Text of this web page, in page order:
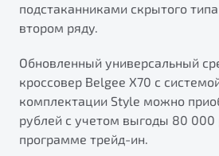
подстаканниками скрытого
втором ряду.
Обновленный универсальный
кроссовер Belgee X70 с
комплектации Style можно
рублей с учетом выгоды 80 000
программе трейд-ин.